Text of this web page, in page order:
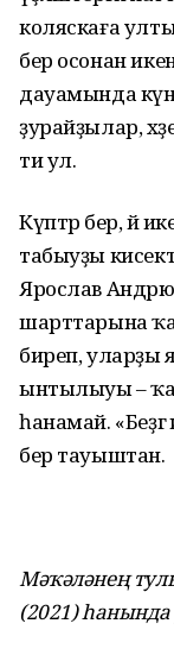
коляскаға
бер осонан
дауамында
ҙурайҙылар,
ти ул.
Күптәр бер, йә
табыуҙы
Ярослав
шарттарына
биреп, уларҙы
ынтылыуы –
һанамай. «Беҙгә
бер тауыштан.
Мәҡәләнең
(2021)